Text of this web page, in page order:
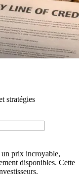
stratégies
un prix incroyable,
disponibles. Cette